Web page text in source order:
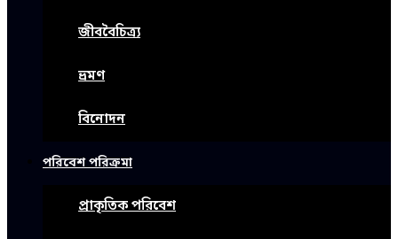
জীববৈচিত্র্য
ভ্রমণ
বিনোদন
পরিবেশ পরিক্রমা
প্রাকৃতিক পরিবেশ